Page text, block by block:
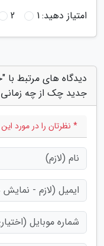
امتیاز دهید:1
2
دیدگاه های مرتبط با
جدید چک از چه
* نظرتان را در مورد این